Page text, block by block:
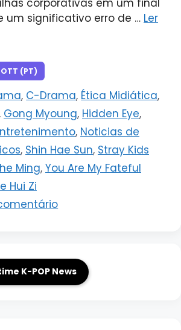
corporativas em um final
um significativo erro de … Ler
(PT)
, C-Drama, Ética Midiática,
Gong Myoung, Hidden Eye,
, Noticias de
, Shin Hae Sun, Stray Kids
Ming, You Are My Fateful
Hui Zi
K-POP News